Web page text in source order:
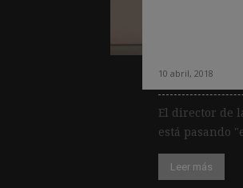
10 abril, 2018
El director de
está pasando
Leer más